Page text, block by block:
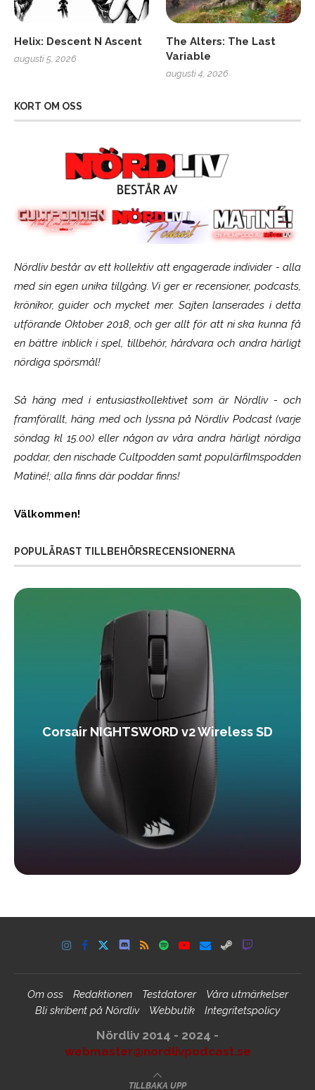
Helix: Descent N Ascent
augusti 5, 2026
The Alters: The Last
Variable
augusti 4, 2026
KORT OM OSS
Nördliv består av ett kollektiv att engagerade individer - alla
med sin egen unika tillgång. Vi ger er recensioner, podcasts,
krönikor, guider och mycket mer. Sajten lanserades i detta
utförande Oktober 2018, och ger allt för att ni ska kunna få
en bättre inblick i spel, tillbehör, hårdvara och andra härligt
nördiga spörsmål!
Så häng med i entusiastkollektivet som ärNördliv- och
framförallt, häng med och lyssna på Nördliv Podcast (varje
söndag kl 15.00) eller någon av våra andra härligt nördiga
poddar, den nischade Cultpodden samt populärfilmspodden
Matiné!; alla finns där poddar finns!
Välkommen!
POPULÄRAST TILLBEHÖRSRECENSIONERNA
Corsair NIGHTSWORD v2 Wireless SD
Om oss Redaktionen Testdatorer
Våra utmärkelser
Bli skribent på Nördliv
Webbutik Integritetspolicy
Nördliv 2014 - 2024 -
webmaster@nordlivpodcast.se
TILLBAKA UPP